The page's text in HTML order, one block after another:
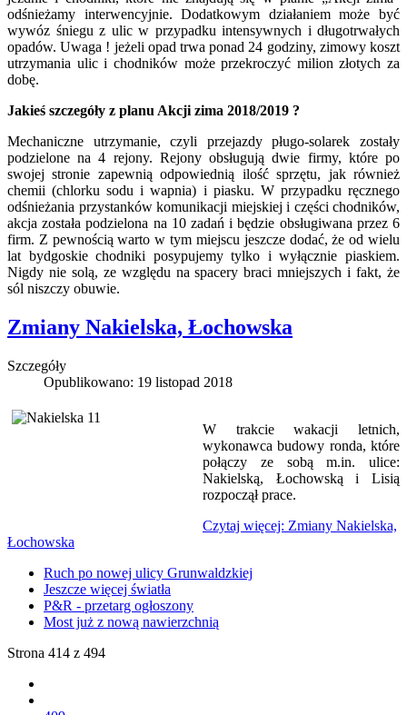
odśnieżamy interwencyjnie. Dodatkowym działaniem może być
wywóz śniegu z ulic w przypadku intensywnych i długotrwałych
opadów. Uwaga ! jeżeli opad trwa ponad 24 godziny, zimowy koszt
utrzymania ulic i chodników może przekroczyć milion złotych za
dobę.
Jakieś szczegóły z planu Akcji zima 2018/2019 ?
Mechaniczne utrzymanie, czyli przejazdy pługo-solarek zostały
podzielone na 4 rejony. Rejony obsługują dwie firmy, które po
swojej stronie zapewnią odpowiednią ilość sprzętu, jak również
chemii (chlorku sodu i wapnia) i piasku. W przypadku ręcznego
odśnieżania przystanków komunikacji miejskiej i części chodników,
akcja została podzielona na 10 zadań i będzie obsługiwana przez 6
firm. Z pewnością warto w tym miejscu jeszcze dodać, że od wielu
lat bydgoskie chodniki posypujemy tylko i wyłącznie piaskiem.
Nigdy nie solą, ze względu na spacery braci mniejszych i fakt, że
sól niszczy obuwie.
Zmiany Nakielska, Łochowska
Szczegóły
Opublikowano: 19 listopad 2018
W trakcie wakacji letnich,
wykonawca budowy ronda, które
połączy ze sobą m.in. ulice:
Nakielską, Łochowską i Lisią
rozpoczął prace.
Czytaj więcej: Zmiany Nakielska,
Łochowska
Ruch po nowej ulicy Grunwaldzkiej
Jeszcze więcej światła
P&R - przetarg ogłoszony
Most już z nową nawierzchnią
Strona 414 z 494